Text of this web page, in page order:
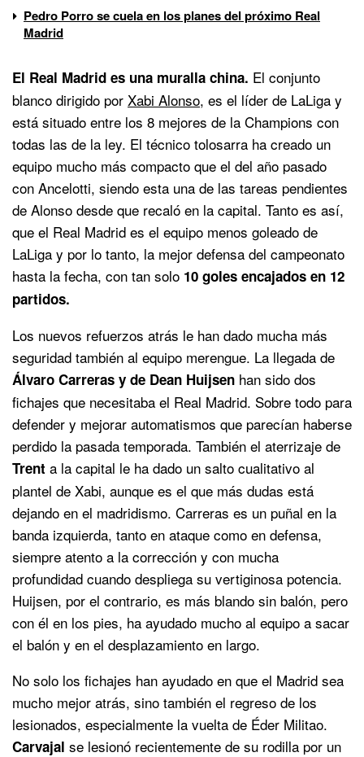
Pedro Porro se cuela en los planes del próximo Real
Madrid
El Real Madrid es una muralla china. El conjunto
blanco dirigido por Xabi Alonso, es el líder de LaLiga y
está situado entre los 8 mejores de la Champions con
todas las de la ley. El técnico tolosarra ha creado un
equipo mucho más compacto que el del año pasado
con Ancelotti, siendo esta una de las tareas pendientes
de Alonso desde que recaló en la capital. Tanto es así,
que el Real Madrid es el equipo menos goleado de
LaLiga y por lo tanto, la mejor defensa del campeonato
hasta la fecha, con tan solo 10 goles encajados en 12
partidos.
Los nuevos refuerzos atrás le han dado mucha más
seguridad también al equipo merengue. La llegada de
Álvaro Carreras y de Dean Huijsen han sido dos
fichajes que necesitaba el Real Madrid. Sobre todo para
defender y mejorar automatismos que parecían haberse
perdido la pasada temporada. También el aterrizaje de
Trent a la capital le ha dado un salto cualitativo al
plantel de Xabi, aunque es el que más dudas está
dejando en el madridismo. Carreras es un puñal en la
banda izquierda, tanto en ataque como en defensa,
siempre atento a la corrección y con mucha
profundidad cuando despliega su vertiginosa potencia.
Huijsen, por el contrario, es más blando sin balón, pero
con él en los pies, ha ayudado mucho al equipo a sacar
el balón y en el desplazamiento en largo.
No solo los fichajes han ayudado en que el Madrid sea
mucho mejor atrás, sino también el regreso de los
lesionados, especialmente la vuelta de Éder Militao.
Carvajal se lesionó recientemente de su rodilla por un